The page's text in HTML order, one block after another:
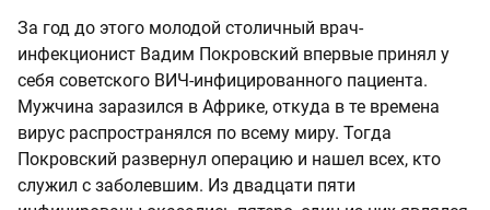
За год до этого молодой столичный врач-
инфекционист Вадим Покровский впервые принял у
себя советского ВИЧ-инфицированного пациента.
Мужчина заразился в Африке, откуда в те времена
вирус распространялся по всему миру. Тогда
Покровский развернул операцию и нашел всех, кто
служил с заболевшим. Из двадцати пяти